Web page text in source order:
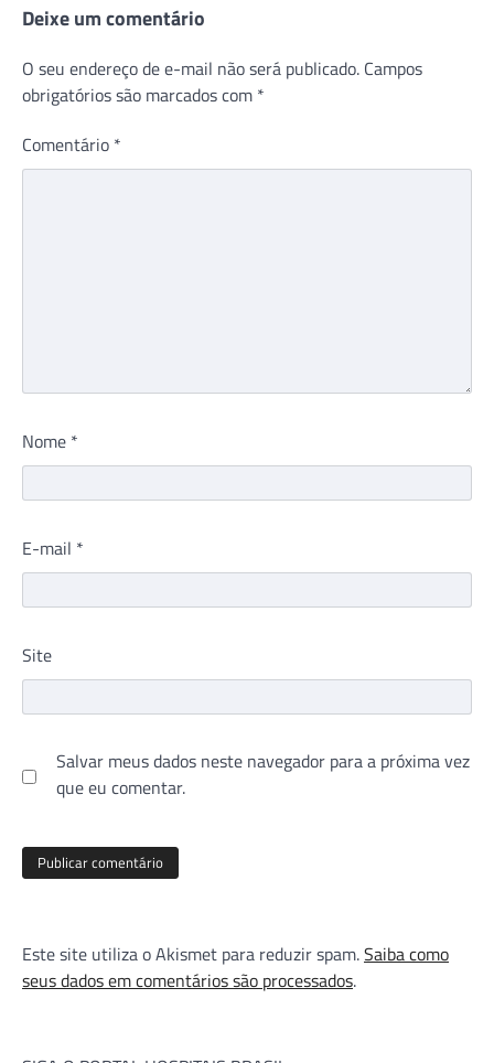
Deixe um comentário
O seu endereço de e-mail não será publicado. Campos
obrigatórios são marcados com *
Comentário *
Nome *
E-mail *
Site
Salvar meus dados neste navegador para a próxima vez
que eu comentar.
Este site utiliza o Akismet para reduzir spam.Saiba como
seus dados em comentários são processados.